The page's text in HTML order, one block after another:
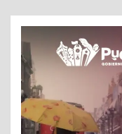
entradas